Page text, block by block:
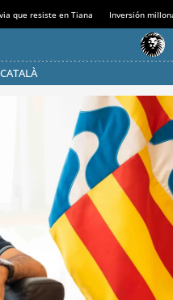
que resiste en Tiana Inversión